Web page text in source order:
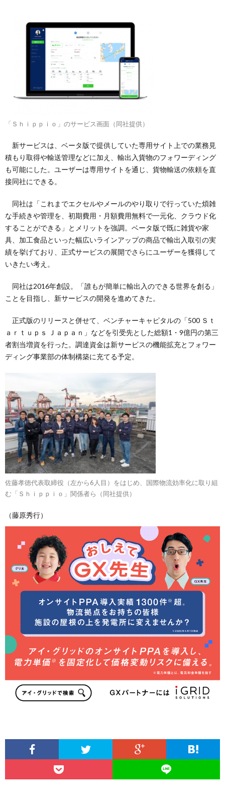
「Ｓｈｉｐｐｉｏ」のサービス画面（同社提供）
新サービスは、ベータ版で提供していた専用サイト上での業務見
積もり取得や輸送管理などに加え、輸出入貨物のフォワーディング
も可能にした。ユーザーは専用サイトを通じ、貨物輸送の依頼を直
接同社にできる。
同社は「これまでエクセルやメールのやり取りで行っていた煩雑
な手続きや管理を、初期費用・月額費用無料で一元化、クラウド化
することができる」とメリットを強調。ベータ版で既に雑貨や家
具、加工食品といった幅広いラインアップの商品で輸出入取引の実
績を挙げており、正式サービスの展開でさらにユーザーを獲得して
いきたい考え。
同社は2016年創設。「誰もが簡単に輸出入のできる世界を創る」
ことを目指し、新サービスの開発を進めてきた。
正式版のリリースと併せて、ベンチャーキャピタルの「500 Ｓｔ
ａｒｔｕｐｓ Ｊａｐａｎ」などを引受先とした総額1・9億円の第三
者割当増資を行った。調達資金は新サービスの機能拡充とフォワー
ディング事業部の体制構築に充てる予定。
佐藤孝徳代表取締役（左から6人目）をはじめ、国際物流効率化に取り組
む「Ｓｈｉｐｐｉｏ」関係者ら（同社提供）
（藤原秀行）